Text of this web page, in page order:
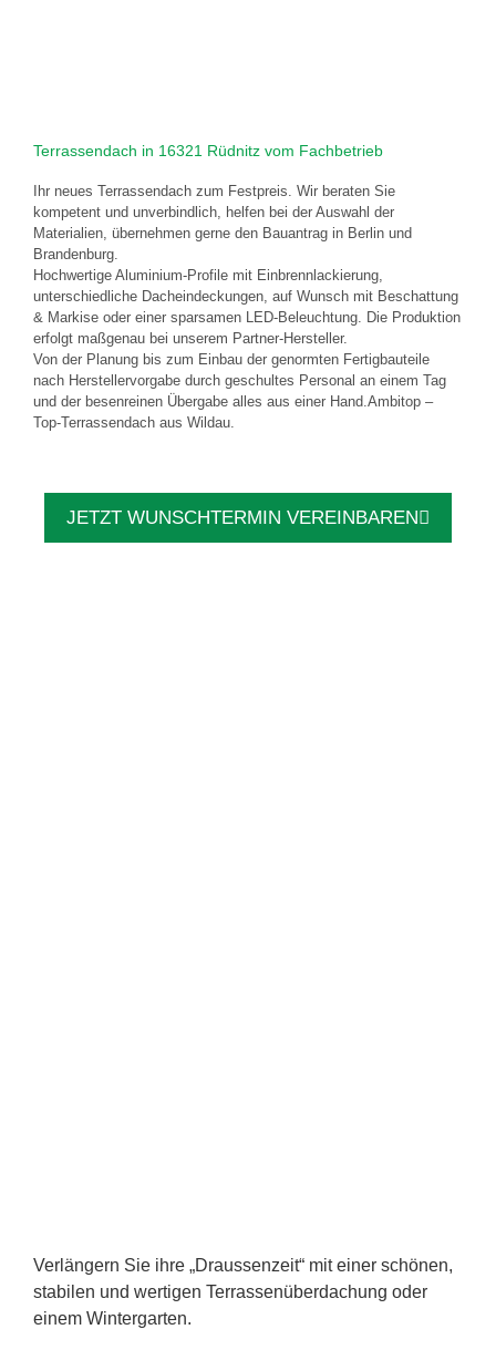
Terrassendach in 16321 Rüdnitz vom Fachbetrieb
Ihr neues Terrassendach zum Festpreis. Wir beraten Sie
kompetent und unverbindlich, helfen bei der Auswahl der
Materialien, übernehmen gerne den Bauantrag in Berlin und
Brandenburg.
Hochwertige Aluminium-Profile mit Einbrennlackierung,
unterschiedliche Dacheindeckungen, auf Wunsch mit Beschattung
& Markise oder einer sparsamen LED-Beleuchtung. Die Produktion
erfolgt maßgenau bei unserem Partner-Hersteller.
Von der Planung bis zum Einbau der genormten Fertigbauteile
nach Herstellervorgabe durch geschultes Personal an einem Tag
und der besenreinen Übergabe alles aus einer Hand.Ambitop –
Top-Terrassendach aus Wildau.
JETZT WUNSCHTERMIN VEREINBAREN
Verlängern Sie ihre „Draussenzeit“ mit einer schönen,
stabilen und wertigen Terrassenüberdachung oder
einem Wintergarten.